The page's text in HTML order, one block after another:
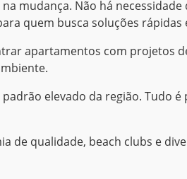
mudança. Não há
quem busca soluções rápidas
apartamentos com projetos
elevado da região. Tudo
de qualidade, beach clubs e